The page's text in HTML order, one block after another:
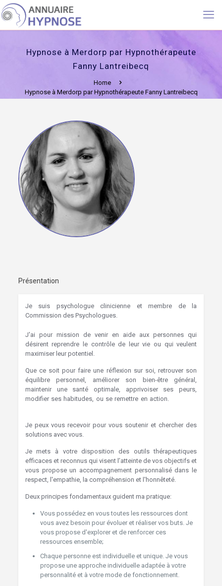
Hypnose à Merdorp par Hypnothérapeute
Fanny Lantreibecq
Home
Hypnose à Merdorp par Hypnothérapeute Fanny Lantreibecq
Présentation
Je suis psychologue clinicienne et membre de la
Commission des Psychologues.
J'ai pour mission de venir en aide aux personnes qui
désirent reprendre le contrôle de leur vie ou qui veulent
maximiser leur potentiel.
Que ce soit pour faire une réflexion sur soi, retrouver son
équilibre personnel, améliorer son bien-être général,
maintenir une santé optimale, apprivoiser ses peurs,
modifier ses habitudes, ou se remettre en action.
Je peux vous recevoir pour vous soutenir et chercher des
solutions avec vous.
Je mets à votre disposition des outils thérapeutiques
efficaces et reconnus qui visent l’atteinte de vos objectifs et
vous propose un accompagnement personnalisé dans le
respect, l'empathie, la compréhension et l'honnêteté.
Deux principes fondamentaux guident ma pratique:
Vous possédez en vous toutes les ressources dont
vous avez besoin pour évoluer et réaliser vos buts. Je
vous propose d'explorer et de renforcer ces
ressources ensemble;
Chaque personne est individuelle et unique. Je vous
propose une approche individuelle adaptée à votre
personnalité et à votre mode de fonctionnement.